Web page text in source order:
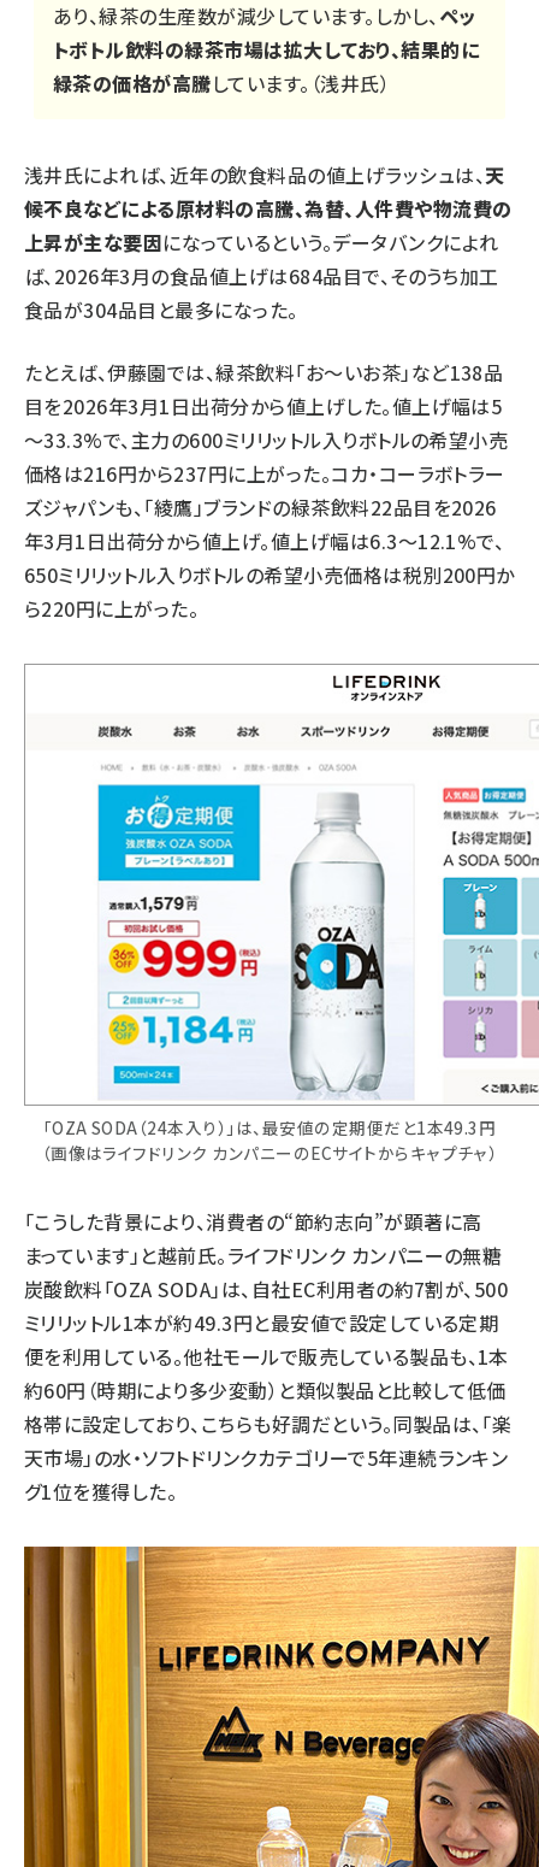
あり、緑茶の生産数が減少しています。しかし、ペッ
トボトル飲料の緑茶市場は拡大しており、結果的に
緑茶の価格が高騰しています。（浅井氏）
浅井氏によれば、近年の飲食料品の値上げラッシュは、天
候不良などによる原材料の高騰、為替、人件費や物流費の
上昇が主な要因になっているという。データバンクによれ
ば、2026年3月の食品値上げは684品目で、そのうち加工
食品が304品目と最多になった。
たとえば、伊藤園では、緑茶飲料「お～いお茶」など138品
目を2026年3月1日出荷分から値上げした。値上げ幅は5
～33.3%で、主力の600ミリリットル入りボトルの希望小売
価格は216円から237円に上がった。コカ・コーラボトラー
ズジャパンも、「綾鷹」ブランドの緑茶飲料22品目を2026
年3月1日出荷分から値上げ。値上げ幅は6.3～12.1%で、
650ミリリットル入りボトルの希望小売価格は税別200円か
ら220円に上がった。
「OZA SODA（24本入り）」は、最安値の定期便だと1本49.3円
（画像はライフドリンク カンパニーのECサイトからキャプチャ）
「こうした背景により、消費者の“節約志向”が顕著に高
まっています」と越前氏。ライフドリンク カンパニーの無糖
炭酸飲料「OZA SODA」は、自社EC利用者の約7割が、500
ミリリットル1本が約49.3円と最安値で設定している定期
便を利用している。他社モールで販売している製品も、1本
約60円（時期により多少変動）と類似製品と比較して低価
格帯に設定しており、こちらも好調だという。同製品は、「楽
天市場」の水・ソフトドリンクカテゴリーで5年連続ランキン
グ1位を獲得した。